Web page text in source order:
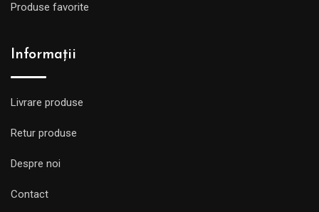
Produse favorite
Informații
Livrare produse
Retur produse
Despre noi
Contact